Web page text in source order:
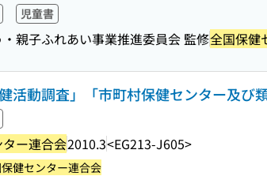
児童書
親子ふれあい事業推進委員会 監修全国保健
健活動調査」「市町村保健センター及
ー連合会2010.3<EG213-J605>
健センター連合会